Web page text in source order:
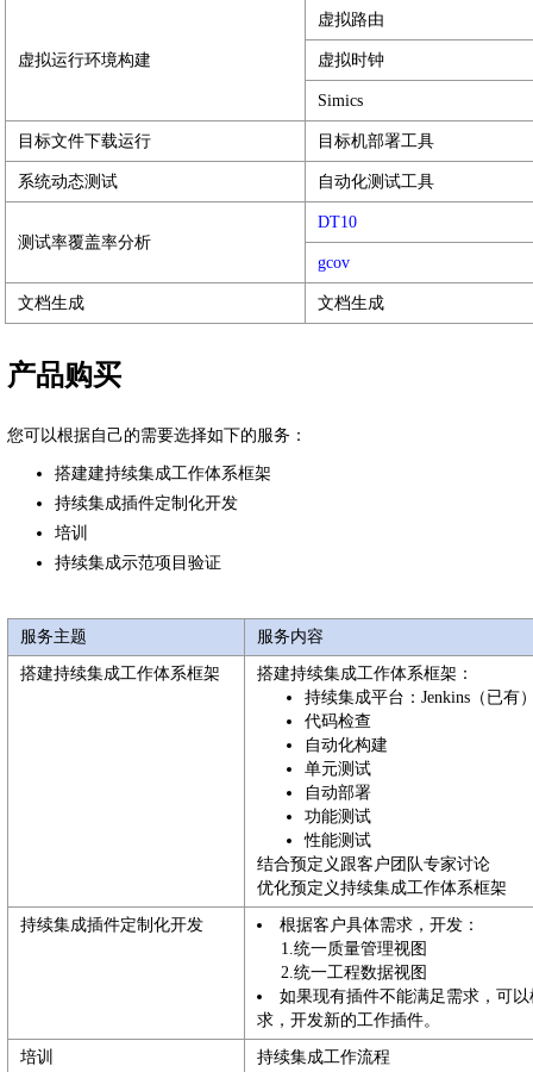
虚拟运行环境构建
虚拟路由
虚拟时钟
Simics
目标文件下载运行 目标机部署工具
系统动态测试 自动化测试工具
测试率覆盖率分析
DT10
gcov
文档生成 文档生成
产品购买
您可以根据自己的需要选择如下的服务：
搭建建持续集成工作体系框架
持续集成插件定制化开发
培训
持续集成示范项目验证
服务主题 服务内容
搭建持续集成工作体系框架
搭建持续集成工作体系框架：
持续集成平台：Jenkins（已有
代码检查
自动化构建
单元测试
自动部署
功能测试
性能测试
结合预定义跟客户团队专家讨论
优化预定义持续集成工作体系框架
持续集成插件定制化开发
根据客户具体需求，开发：
1.统一质量管理视图
2.统一工程数据视图
如果现有插件不能满足需求，可
求，开发新的工作插件。
培训
持续集成工作流程